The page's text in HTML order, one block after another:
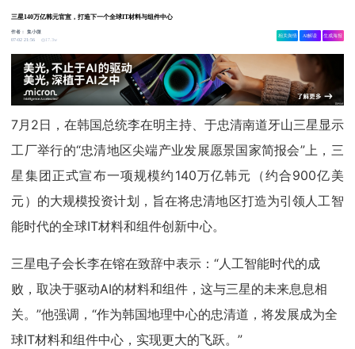
三星140万亿韩元官宣，打造下一个全球IT材料与组件中心
作者：集小微
07-02 21:56
17.3w
相关舆情 AI解读 生成海报
7月2日，在韩国总统李在明主持、于忠清南道牙山三星显示
工厂举行的“忠清地区尖端产业发展愿景国家简报会”上，三
星集团正式宣布一项规模约140万亿韩元（约合900亿美
元）的大规模投资计划，旨在将忠清地区打造为引领人工智
能时代的全球IT材料和组件创新中心。
三星电子会长李在镕在致辞中表示：“人工智能时代的成
败，取决于驱动AI的材料和组件，这与三星的未来息息相
关。”他强调，“作为韩国地理中心的忠清道，将发展成为全
球IT材料和组件中心，实现更大的飞跃。”